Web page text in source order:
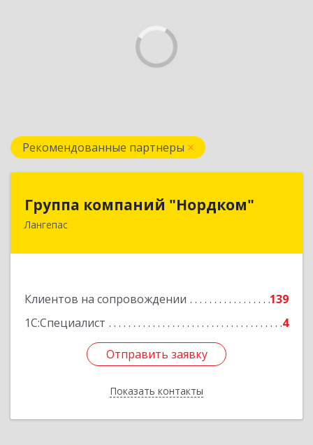
Рекомендованные партнеры
Группа компаний "Нордком"
Лангепас
Клиентов на сопровождении
139
1С:Специалист
4
Отправить заявку
Показать контакты
Группа компаний "Нордком"
628672, Тюменская обл, Лангепас г., Солнечная
Отправить заявку
Назад